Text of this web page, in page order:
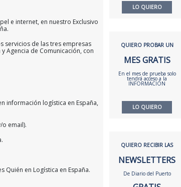
LO QUIERO
e internet, en nuestro Exclusivo
servicios de las tres empresas
Agencia de Comunicación, con
información logística en España,
o email).
Quién en Logística en España.
QUIERO PROBAR UN
MES GRATIS
En el mes de prueba solo
tendrá acceso a la
INFORMACIÓN
LO QUIERO
QUIERO RECIBIR LAS
NEWSLETTERS
De Diario del Puerto